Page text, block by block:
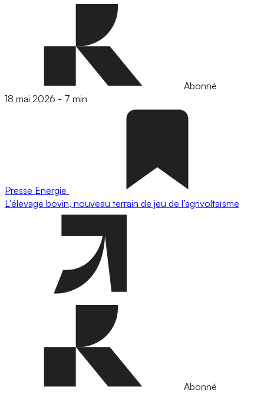
Abonné
18 mai 2026 - 7 min
Presse Energie
L'élevage bovin, nouveau terrain de jeu de l’agrivoltaïsme
Abonné